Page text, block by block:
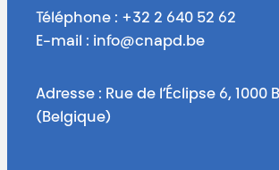
Téléphone : +32 2 640 52 62
E-mail : info@cnapd.be
Adresse : Rue de l’Éclipse 6, 1000
(Belgique)